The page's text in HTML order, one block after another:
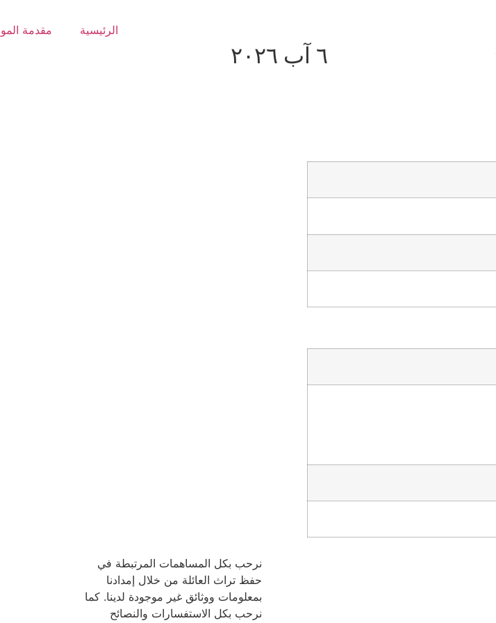
الرئيسية مقدمة
٦ آب ٢٠٢٦
نرحب بكل المساهمات المرتبطة في
حفظ تراث العائلة من خلال إمدادنا
بمعلومات ووثائق غير موجودة لدينا. كما
نرحب بكل الاستفسارات والنصائح